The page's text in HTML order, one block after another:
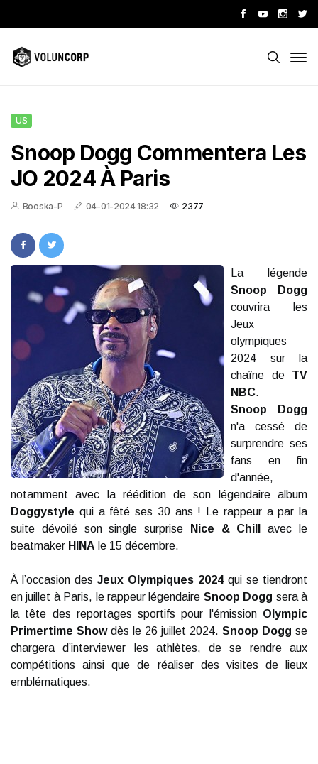
US
Snoop Dogg Commentera Les
JO 2024 À Paris
Booska-P 04-01-2024 18:32 2377
La légende
Snoop Dogg
couvrira les
Jeux
olympiques
2024 sur la
chaîne de TV
NBC.
Snoop Dogg
n'a cessé de
surprendre ses
fans en fin
d'année,
notamment avec la réédition de son légendaire album
Doggystyle qui a fêté ses 30 ans ! Le rappeur a par la
suite dévoilé son single surprise
Nice & Chill
avec le
beatmaker HINA le 15 décembre.
À l’occasion des Jeux Olympiques 2024qui se tiendront
en juillet à Paris, le rappeur légendaire Snoop Dogg sera à
la tête des reportages sportifs pour l'émission Olympic
Primertime Showdès le 26 juillet 2024. Snoop Dogg se
chargera d’interviewer les athlètes, de se rendre aux
compétitions ainsi que de réaliser des visites de lieux
emblématiques.